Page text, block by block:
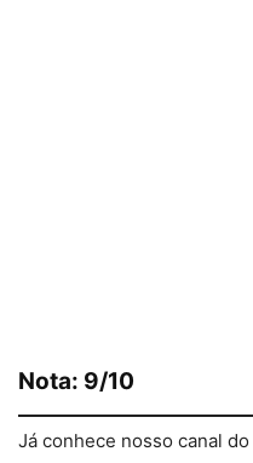
Nota: 9/10
Já conhece nosso canal do